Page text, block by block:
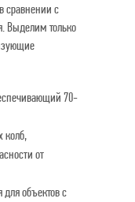
сравнении с
Выделим только
70-
колб,
от
объектов с